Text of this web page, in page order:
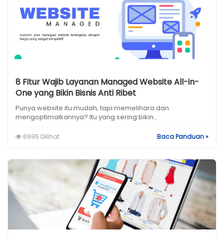
8 Fitur Wajib Layanan Managed Website All-in-
One yang Bikin Bisnis Anti Ribet
Punya website itu mudah, tapi memelihara dan
mengoptimalkannya? Itu yang sering bikin...
6995 Dilihat Baca Panduan »